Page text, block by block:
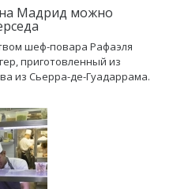
Мадрид можно
шеф-повара Рафаэля
приготовленный из
из Сьерра-де-Гуадаррама.